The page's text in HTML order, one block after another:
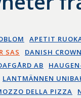
APETIT
SAS DANISH
AB
LANTMÄNNEN
DELLA PIZZA